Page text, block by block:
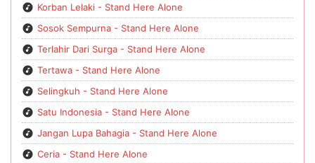
Korban Lelaki - Stand Here Alone
Sosok Sempurna - Stand Here Alone
Terlahir Dari Surga - Stand Here Alone
Tertawa - Stand Here Alone
Selingkuh - Stand Here Alone
Satu Indonesia - Stand Here Alone
Jangan Lupa Bahagia - Stand Here Alone
Ceria - Stand Here Alone